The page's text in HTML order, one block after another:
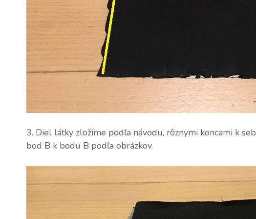
3. Diel látky zložíme podľa návodu, rôznymi koncami k
bod B k bodu B podľa obrázkov.